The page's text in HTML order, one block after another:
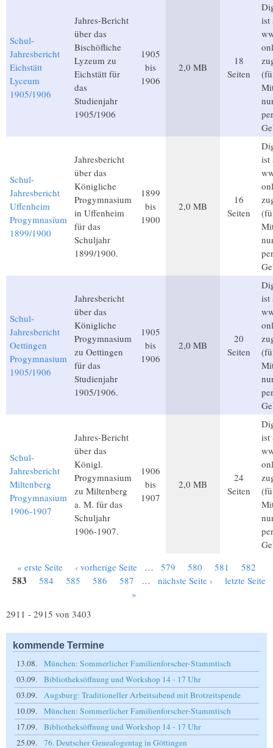
Schul-
Jahresbericht
Eichstätt
Lyceum
1905/1906
Jahres-Bericht
über das
Bischöfliche
Lyzeum zu
Eichstätt für
das
Studienjahr
1905/1906
1905
bis
1906
2,0 MB
18
Seiten
ist
Schul-
Jahresbericht
Uffenheim
Progymnasium
1899/1900
Jahresbericht
über das
Königliche
Progymnasium
in Uffenheim
für das
Schuljahr
1899/1900.
1899
bis
1900
2,0 MB
16
Seiten
ist
Schul-
Jahresbericht
Oettingen
Progymnasium
1905/1906
Jahresbericht
über das
Königliche
Progymnasium
zu Oettingen
für das
Studienjahr
1905/1906.
1905
bis
1906
2,0 MB
20
Seiten
ist
Schul-
Jahresbericht
Miltenberg
Progymnasium
1906-1907
Jahres-Bericht
über das
Königl.
Progymnasium
zu Miltenberg
a. M. für das
Schuljahr
1906-1907.
1906
bis
1907
2,0 MB
24
Seiten
ist
Seiten
« erste Seite ‹ vorherige Seite … 579 580 581 582
583 584 585 586 587 … nächste Seite ›
letzte Seite
»
2911 - 2915 von 3403
kommende Termine
13.08.
München: Sommerlicher Familienforscher-Stammtisch
03.09.
Bibliotheksöffnung und Workshop 14 - 17 Uhr
03.09.
Augsburg: Traditioneller Arbeitsabend mit Brotzeitspende
10.09.
München: Sommerlicher Familienforscher-Stammtisch
17.09.
Bibliotheksöffnung und Workshop 14 - 17 Uhr
25.09.
76. Deutscher Genealogentag in Göttingen